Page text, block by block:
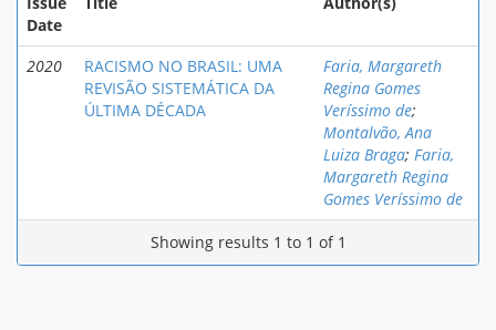
Date
2020
RACISMO NO BRASIL: UMA
REVISÃO SISTEMÁTICA DA
ÚLTIMA DÉCADA
Faria, Margareth
Regina Gomes
Veríssimo de;
Montalvão, Ana
Luiza Braga; Faria,
Margareth Regina
Gomes Veríssimo de
Showing results 1 to 1 of 1